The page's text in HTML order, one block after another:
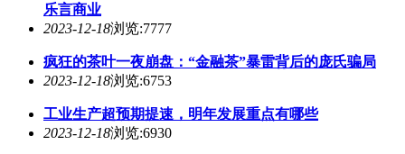
乐言商业
2023-12-18浏览:7777
疯狂的茶叶一夜崩盘：“金融茶”暴雷背后的庞氏骗局
2023-12-18浏览:6753
工业生产超预期提速，明年发展重点有哪些
2023-12-18浏览:6930